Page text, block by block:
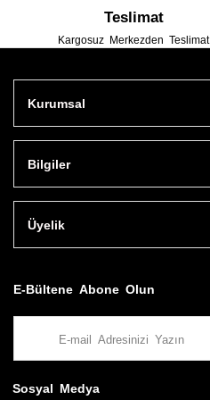
Teslimat
Kargosuz Merkezden Teslimat
Kurumsal
Bilgiler
Üyelik
E-Bültene Abone Olun
Sosyal Medya